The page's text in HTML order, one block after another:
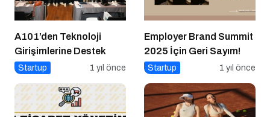
A101’den Teknoloji
Girişimlerine Destek
Startup 1 yıl önce
Employer Brand Summit
2025 İçin Geri Sayım!
Startup 1 yıl önce